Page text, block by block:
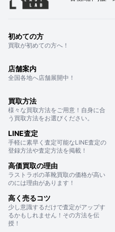
初めての方
買取が初めての方へ！
店舗案内
全国各地へ店舗展開中！
買取方法
様々な買取方法をご用意！自身に合
う買取方法をお選びください。
LINE査定
手軽に素早く査定可能なLINE査定の
登録方法や査定方法を掲載！
高価買取の理由
ラストラボの革靴買取の価格が高い
のには理由があります！
高く売るコツ
少し意識するだけで査定がアップす
るかもしれません！その方法を伝
授！